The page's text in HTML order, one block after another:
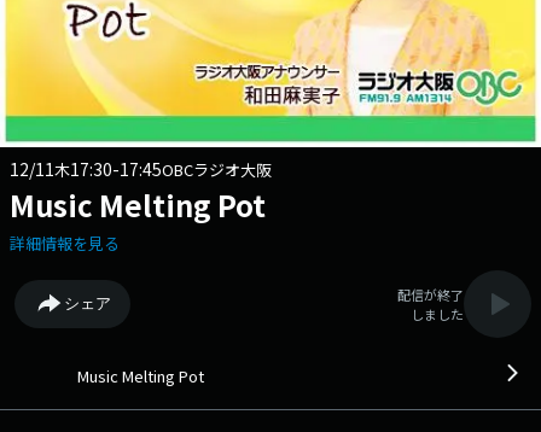
12/11木17:30-17:45OBCラジオ大阪
Music Melting Pot
詳細情報を見る
シェア
配信が終了
しました
Music Melting Pot